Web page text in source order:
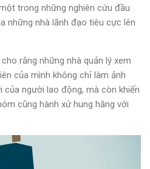
trong những nghiên cứu đầu
những nhà lãnh đạo tiêu cực lên
rằng những nhà quản lý xem
của mình không chỉ làm ảnh
của người lao động, mà còn khiến
cũng hành xử hung hăng với